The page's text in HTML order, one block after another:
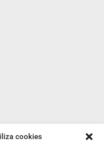
cookies